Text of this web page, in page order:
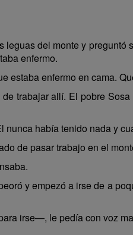
leguas del monte y
enfermo.
estaba enfermo en cama.
trabajar allí. El pobre
había tenido nada y
de pasar trabajo en el
y empezó a irse de a
irse—, le pedía con voz